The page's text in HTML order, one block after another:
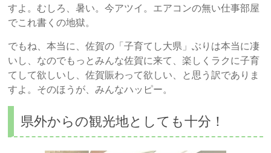
すよ。むしろ、暑い。今アツイ。エアコンの無い仕事部屋
でこれ書くの地獄。
でもね、本当に、佐賀の「子育てし大県」ぶりは本当に凄
いし、なのでもっとみんな佐賀に来て、楽しくラクに子育
てして欲しいし、佐賀賑わって欲しい、と思う訳でありま
すよ。そのほうが、みんなハッピー。
県外からの観光地としても十分！